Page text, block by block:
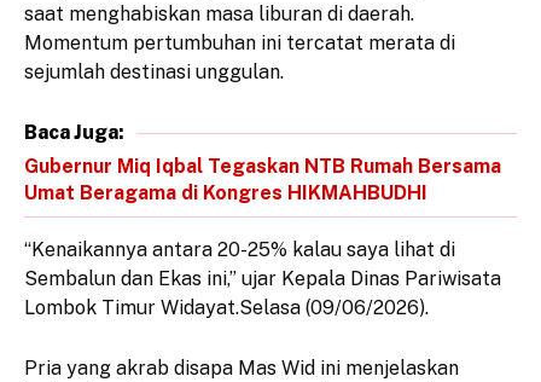
saat menghabiskan masa liburan di daerah.
Momentum pertumbuhan ini tercatat merata di
sejumlah destinasi unggulan.
Baca Juga:
Gubernur Miq Iqbal Tegaskan NTB Rumah Bersama
Umat Beragama di Kongres HIKMAHBUDHI
“Kenaikannya antara 20-25% kalau saya lihat di
Sembalun dan Ekas ini,” ujar Kepala Dinas Pariwisata
Lombok Timur Widayat.Selasa (09/06/2026).
Pria yang akrab disapa Mas Wid ini menjelaskan